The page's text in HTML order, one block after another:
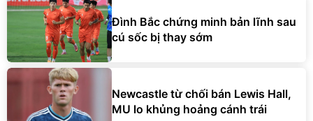
Đình Bắc chứng minh bản lĩnh sau
cú sốc bị thay sớm
Newcastle từ chối bán Lewis Hall,
MU lo khủng hoảng cánh trái